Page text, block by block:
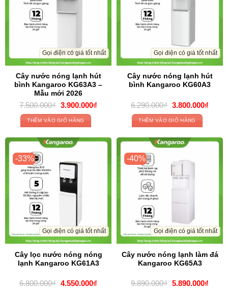
Gọi điện có giá tốt nhất
Cây nước nóng lạnh hút
bình Kangaroo KG63A3 –
Mẫu mới 2026
7.500.000₫ Original
price
was:
7.500.000₫.
3.900.000₫Current
3.900.000₫.
THÊM VÀO GIỎ HÀNG
Gọi điện có giá tốt nhất
Cây nước nóng lạnh hút
bình Kangaroo KG60A3
6.290.000₫ Original
price
was:
6.290.000₫.
3.800.000₫
THÊM VÀO GIỎ HÀNG
-33%
Gọi điện có giá tốt nhất
Cây lọc nước nóng nóng
lạnh Kangaroo KG61A3
6.800.000₫ Original
4.550.000₫Current
-40%
Gọi điện có giá tốt nhất
Cây nước nóng lạnh làm đá
Kangaroo KG65A3
9.890.000₫ Original
5.890.000₫